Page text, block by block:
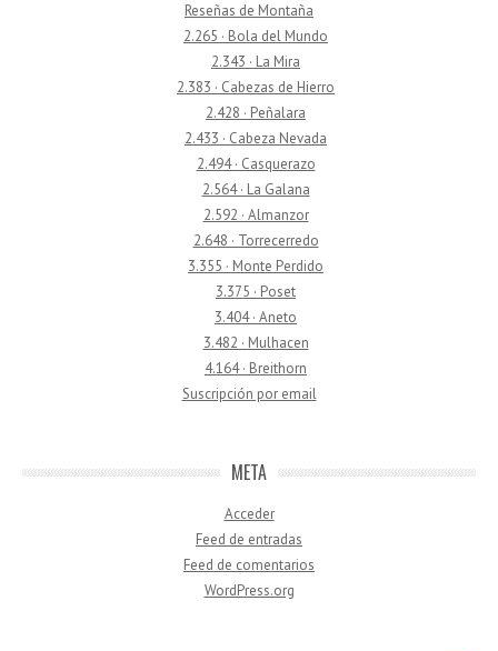
Reseñas de Montaña
2.265 · Bola del Mundo
2.343 · La Mira
2.383 · Cabezas de Hierro
2.428 · Peñalara
2.433 · Cabeza Nevada
2.494 · Casquerazo
2.564 · La Galana
2.592 · Almanzor
2.648 · Torrecerredo
3.355 · Monte Perdido
3.375 · Poset
3.404 · Aneto
3.482 · Mulhacen
4.164 · Breithorn
Suscripción por email
META
Acceder
Feed de entradas
Feed de comentarios
WordPress.org